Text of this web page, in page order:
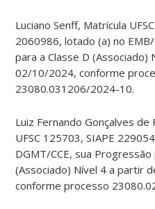
Luciano Senff, Matrícula
2060986, lotado (a) no
para a Classe D (Associado)
02/10/2024, conforme
23080.031206/2024-10.
Luiz Fernando Gonçalves de
UFSC 125703, SIAPE
DGMT/CCE, sua Progressão
(Associado) Nível 4 a partir
conforme processo